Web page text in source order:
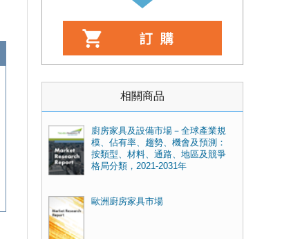
相關商品
廚房家具及設備市場－全球產業規
模、佔有率、趨勢、機會及預測：
按類型、材料、通路、地區及競爭
格局分類，2021-2031年
歐洲廚房家具市場